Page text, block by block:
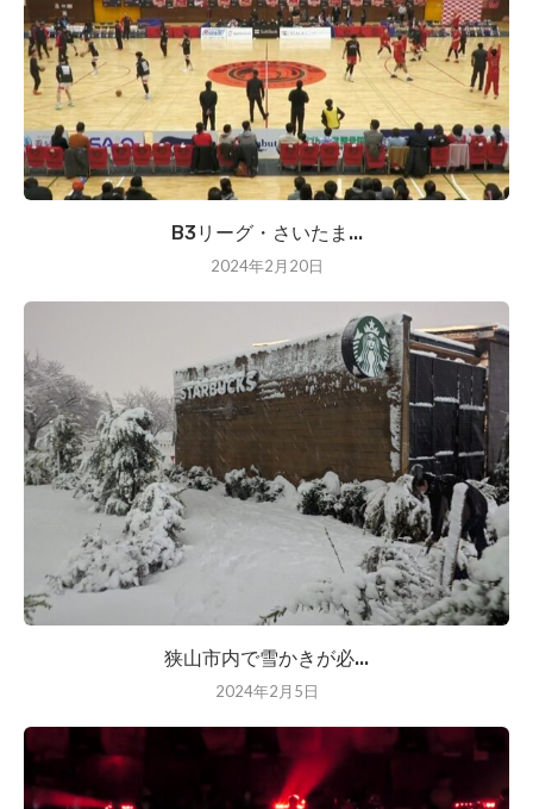
B3リーグ・さいたま...
2024年2月20日
狭山市内で雪かきが必...
2024年2月5日